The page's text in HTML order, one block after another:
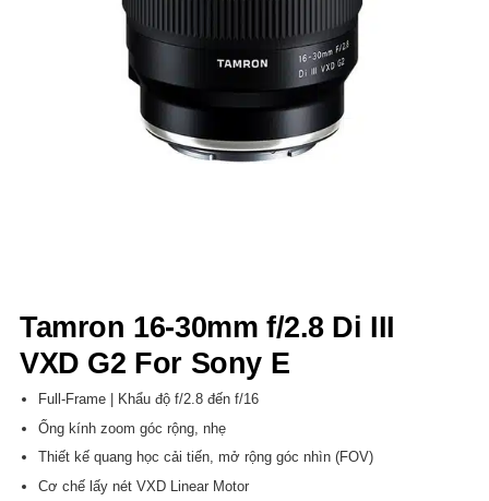
Tamron 16-30mm f/2.8 Di III
VXD G2 For Sony E
Full-Frame | Khẩu độ f/2.8 đến f/16
Ống kính zoom góc rộng, nhẹ
Thiết kế quang học cải tiến, mở rộng góc nhìn (FOV)
Cơ chế lấy nét VXD Linear Motor